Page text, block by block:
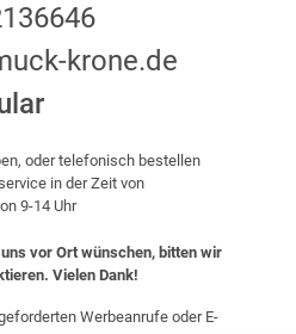
krone.de
oder telefonisch bestellen
in der Zeit von
9-14 Uhr
vor Ort wünschen, bitten wir
Vielen Dank!
Werbeanrufe oder E-